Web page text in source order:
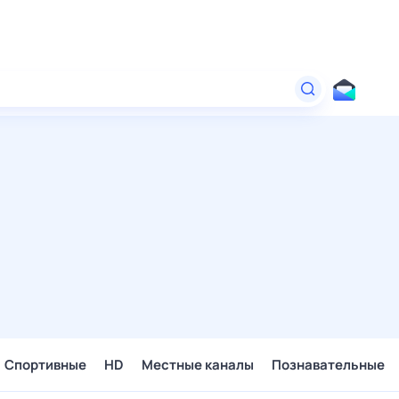
Спортивные HD Местные каналы Познавательные